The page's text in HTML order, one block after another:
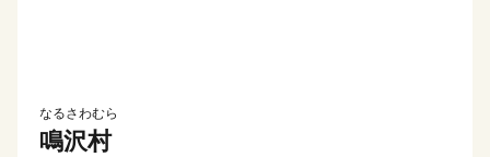
なるさわむら
鳴沢村